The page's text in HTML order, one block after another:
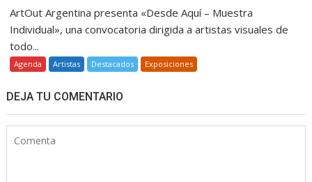
ArtOut Argentina presenta «Desde Aquí – Muestra
Individual», una convocatoria dirigida a artistas visuales de
todo...
Agenda Artistas Destacados Exposiciones
DEJA TU COMENTARIO